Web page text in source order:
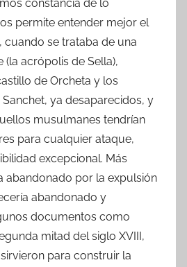
constancia de lo
permite entender mejor el
cuando se trataba de una
acrópolis de Sella),
de Orcheta y los
ya desaparecidos, y
musulmanes tendrían
para cualquier ataque,
excepcional. Más
abandonado por la expulsión
abandonado y
documentos como
mitad del siglo XVIII,
para construir la